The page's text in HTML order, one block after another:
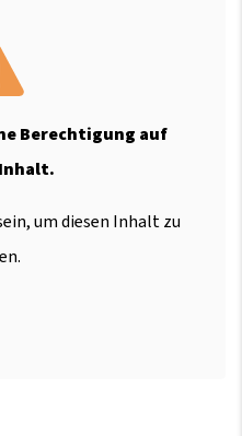
Berechtigung auf
um diesen Inhalt zu